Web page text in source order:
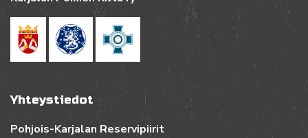
Yhteystiedot
Pohjois-Karjalan Reservipiirit